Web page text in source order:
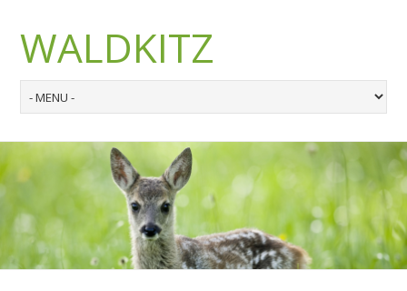
WALDKITZ